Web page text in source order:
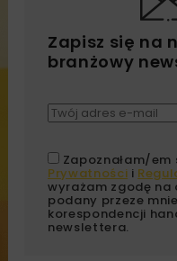
Zapisz się na
branżowy
Zapoznałam/em
Prywatności i
wyrażam zgodę na
podany przeze
korespondencji
newslettera.